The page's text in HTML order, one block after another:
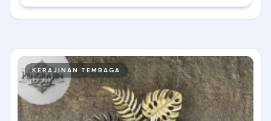
KERAJINAN TEMBAGA